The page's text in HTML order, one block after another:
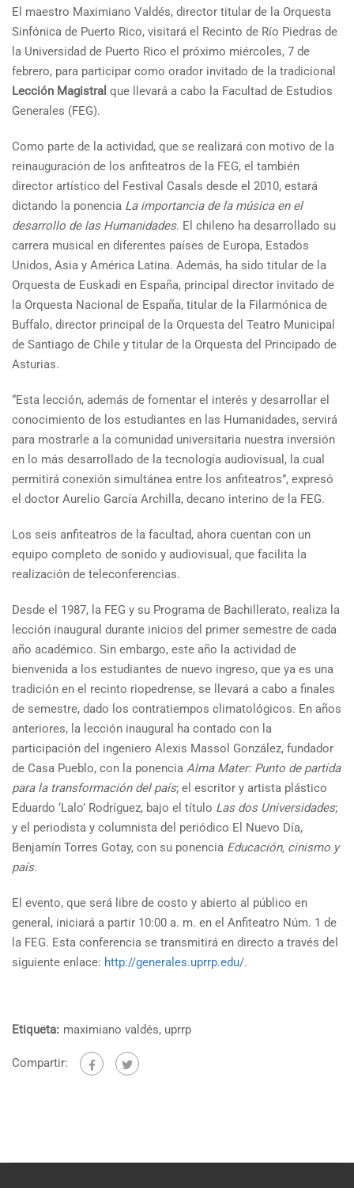
El maestro Maximiano Valdés, director titular de la Orquesta
Sinfónica de Puerto Rico, visitará el Recinto de Río Piedras de
la Universidad de Puerto Rico el próximo miércoles, 7 de
febrero, para participar como orador invitado de la tradicional
Lección Magistral que llevará a cabo la Facultad de Estudios
Generales (FEG).
Como parte de la actividad, que se realizará con motivo de la
reinauguración de los anfiteatros de la FEG, el también
director artístico del Festival Casals desde el 2010, estará
dictando la ponencia La importancia de la música en el
desarrollo de las Humanidades. El chileno ha desarrollado su
carrera musical en diferentes países de Europa, Estados
Unidos, Asia y América Latina. Además, ha sido titular de la
Orquesta de Euskadi en España, principal director invitado de
la Orquesta Nacional de España, titular de la Filarmónica de
Buffalo, director principal de la Orquesta del Teatro Municipal
de Santiago de Chile y titular de la Orquesta del Principado de
Asturias.
“Esta lección, además de fomentar el interés y desarrollar el
conocimiento de los estudiantes en las Humanidades, servirá
para mostrarle a la comunidad universitaria nuestra inversión
en lo más desarrollado de la tecnología audiovisual, la cual
permitirá conexión simultánea entre los anfiteatros”, expresó
el doctor Aurelio García Archilla, decano interino de la FEG.
Los seis anfiteatros de la facultad, ahora cuentan con un
equipo completo de sonido y audiovisual, que facilita la
realización de teleconferencias.
Desde el 1987, la FEG y su Programa de Bachillerato, realiza la
lección inaugural durante inicios del primer semestre de cada
año académico. Sin embargo, este año la actividad de
bienvenida a los estudiantes de nuevo ingreso, que ya es una
tradición en el recinto riopedrense, se llevará a cabo a finales
de semestre, dado los contratiempos climatológicos. En años
anteriores, la lección inaugural ha contado con la
participación del ingeniero Alexis Massol González, fundador
de Casa Pueblo, con la ponencia Alma Mater: Punto de partida
para la transformación del país; el escritor y artista plástico
Eduardo ‘Lalo’ Rodríguez, bajo el título Las dos Universidades;
y el periodista y columnista del periódico El Nuevo Día,
Benjamín Torres Gotay, con su ponencia Educación, cinismo y
país.
El evento, que será libre de costo y abierto al público en
general, iniciará a partir 10:00 a. m. en el Anfiteatro Núm. 1 de
la FEG. Esta conferencia se transmitirá en directo a través del
siguiente enlace: http://generales.uprrp.edu/.
Etiqueta: maximiano valdés, uprrp
Compartir: